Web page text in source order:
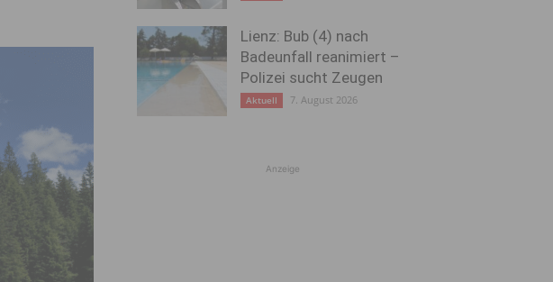
Lienz: Bub (4) nach
Badeunfall reanimiert –
Polizei sucht Zeugen
Aktuell 7. August 2026
Anzeige